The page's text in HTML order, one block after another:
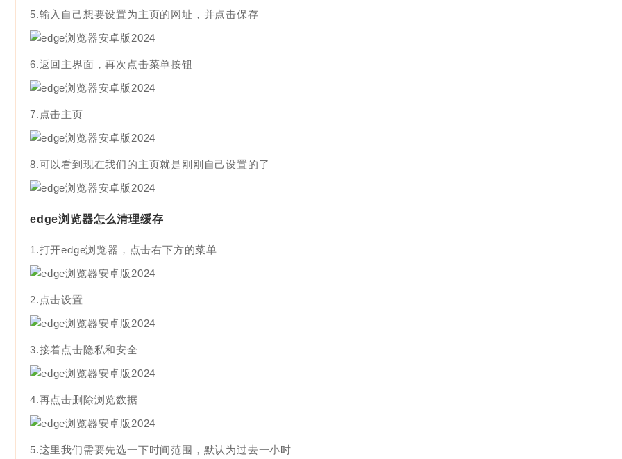
5.输入自己想要设置为主页的网址，并点击保存
6.返回主界面，再次点击菜单按钮
7.点击主页
8.可以看到现在我们的主页就是刚刚自己设置的了
edge浏览器怎么清理缓存
1.打开edge浏览器，点击右下方的菜单
2.点击设置
3.接着点击隐私和安全
4.再点击删除浏览数据
5.这里我们需要先选一下时间范围，默认为过去一小时